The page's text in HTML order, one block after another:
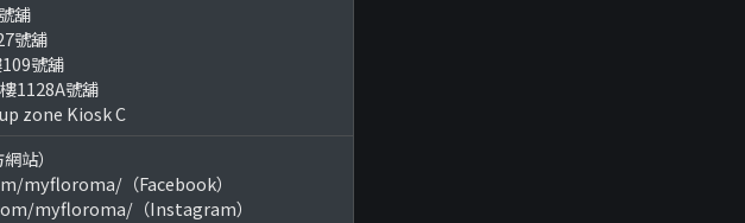
舖
號舖
號舖
1128A號舖
zone Kiosk C
站）
myfloroma/（Facebook）
myfloroma/（Instagram）